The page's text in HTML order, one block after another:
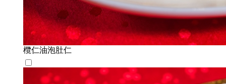
欖仁油泡肚仁